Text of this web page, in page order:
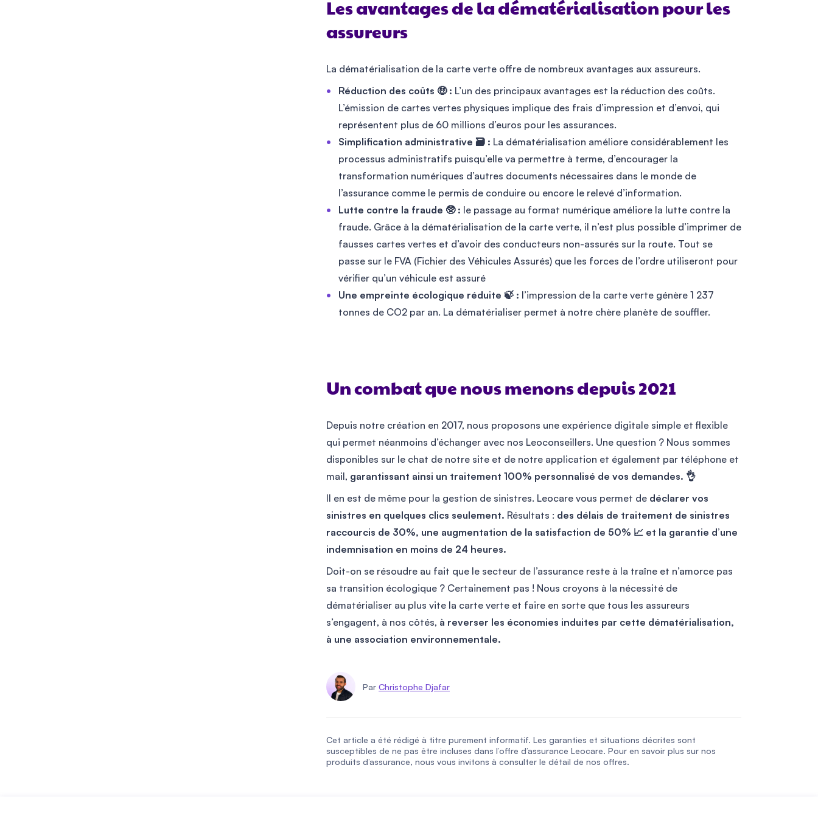
Les avantages de la dématérialisation pour les
assureurs
La dématérialisation de la carte verte offre de nombreux avantages aux assureurs.
Réduction des coûts 🤑 : L’un des principaux avantages est la réduction des coûts.
L’émission de cartes vertes physiques implique des frais d’impression et d’envoi, qui
représentent plus de 60 millions d’euros pour les assurances.
Simplification administrative 🗃️ : La dématérialisation améliore considérablement les
processus administratifs puisqu’elle va permettre à terme, d’encourager la
transformation numériques d’autres documents nécessaires dans le monde de
l’assurance comme le permis de conduire ou encore le relevé d’information.
Lutte contre la fraude 🥸 : le passage au format numérique améliore la lutte contre la
fraude. Grâce à la dématérialisation de la carte verte, il n’est plus possible d’imprimer de
fausses cartes vertes et d’avoir des conducteurs non-assurés sur la route. Tout se
passe sur le FVA (Fichier des Véhicules Assurés) que les forces de l’ordre utiliseront pour
vérifier qu’un véhicule est assuré
Une empreinte écologique réduite 🍃 : l’impression de la carte verte génère 1 237
tonnes de CO2 par an. La dématérialiser permet à notre chère planète de souffler.
Un combat que nous menons depuis 2021
Depuis notre création en 2017, nous proposons une expérience digitale simple et flexible
qui permet néanmoins d’échanger avec nos Leoconseillers. Une question ? Nous sommes
disponibles sur le chat de notre site et de notre application et également par téléphone et
mail, garantissant ainsi un traitement 100% personnalisé de vos demandes. 👌
Il en est de même pour la gestion de sinistres. Leocare vous permet de déclarer vos
sinistres en quelques clics seulement. Résultats : des délais de traitement de sinistres
raccourcis de 30%, une augmentation de la satisfaction de 50% 📈 et la garantie d’une
indemnisation en moins de 24 heures.
Doit-on se résoudre au fait que le secteur de l’assurance reste à la traîne et n’amorce pas
sa transition écologique ? Certainement pas ! Nous croyons à la nécessité de
dématérialiser au plus vite la carte verte et faire en sorte que tous les assureurs
s’engagent, à nos côtés, à reverser les économies induites par cette dématérialisation,
à une association environnementale.
Par Christophe Djafar
Cet article a été rédigé à titre purement informatif. Les garanties et situations décrites sont
susceptibles de ne pas être incluses dans l’offre d’assurance Leocare. Pour en savoir plus sur nos
produits d’assurance, nous vous invitons à consulter le détail de nos offres.